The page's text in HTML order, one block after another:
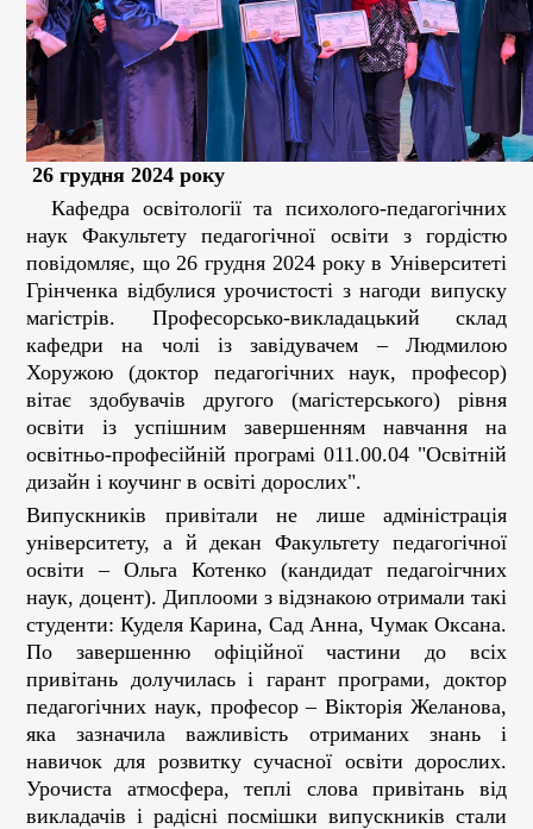
26 грудня 2024 року
Кафедра освітології та психолого-педагогічних
наук Факультету педагогічної освіти з гордістю
повідомляє, що 26 грудня 2024 року в Університеті
Грінченка відбулися урочистості з нагоди випуску
магістрів. Професорсько-викладацький склад
кафедри на чолі із завідувачем – Людмилою
Хоружою (доктор педагогічних наук, професор)
вітає здобувачів другого (магістерського) рівня
освіти із успішним завершенням навчання на
освітньо-професійній програмі 011.00.04 "Освітній
дизайн і коучинг в освіті дорослих".
Випускників привітали не лише адміністрація
університету, а й декан Факультету педагогічної
освіти – Ольга Котенко (кандидат педагоігчних
наук, доцент). Диплооми з відзнакою отримали такі
студенти: Куделя Карина, Сад Анна, Чумак Оксана.
По завершенню офіційної частини до всіх
привітань долучилась і гарант програми, доктор
педагогічних наук, професор – Вікторія Желанова,
яка зазначила важливість отриманих знань і
навичок для розвитку сучасної освіти дорослих.
Урочиста атмосфера, теплі слова привітань від
викладачів і радісні посмішки випускників стали